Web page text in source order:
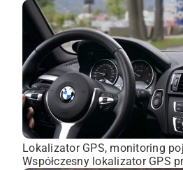
Lokalizator GPS, monitoring
Współczesny lokalizator GPS